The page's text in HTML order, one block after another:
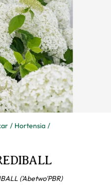
Hortensia
('Abetwo'PBR)